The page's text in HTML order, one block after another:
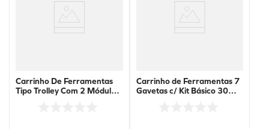
Carrinho De Ferramentas
Tipo Trolley Com 2 Módulos
Carrinho de Ferramentas 7
Gavetas c/ Kit Básico 30